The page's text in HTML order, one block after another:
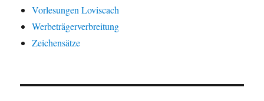
Vorlesungen Loviscach
Werbeträgerverbreitung
Zeichensätze